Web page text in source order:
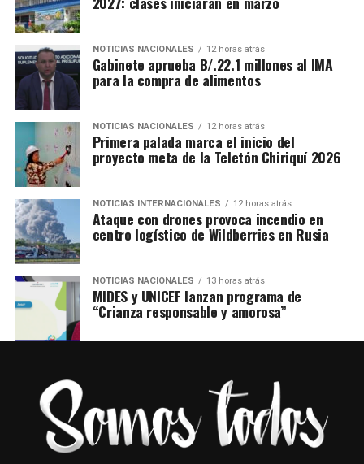
NOTICIAS NACIONALES 12 horas atrás
Gabinete aprueba B/.22.1 millones al IMA
para la compra de alimentos
NOTICIAS NACIONALES 12 horas atrás
Primera palada marca el inicio del
proyecto meta de la Teletón Chiriquí 2026
NOTICIAS INTERNACIONALES 12 horas atrás
Ataque con drones provoca incendio en
centro logístico de Wildberries en Rusia
NOTICIAS NACIONALES 13 horas atrás
MIDES y UNICEF lanzan programa de
“Crianza responsable y amorosa”